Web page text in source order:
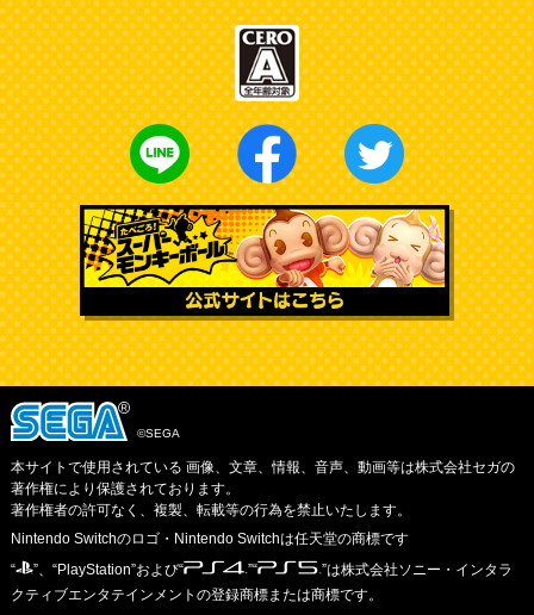
©SEGA
本サイトで使用されている 画像、文章、情報、音声、動画等は株式会社セガの
著作権により保護されております。
著作権者の許可なく、複製、転載等の行為を禁止いたします。
Nintendo Switchのロゴ・Nintendo Switchは任天堂の商標です
“
”、“PlayStation”および“ ”“
”は株式会社ソニー・インタラ
クティブエンタテインメントの登録商標または商標です。